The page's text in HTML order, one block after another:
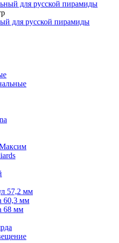
для русской пирамиды
57,2 мм
60,3 мм
68 мм